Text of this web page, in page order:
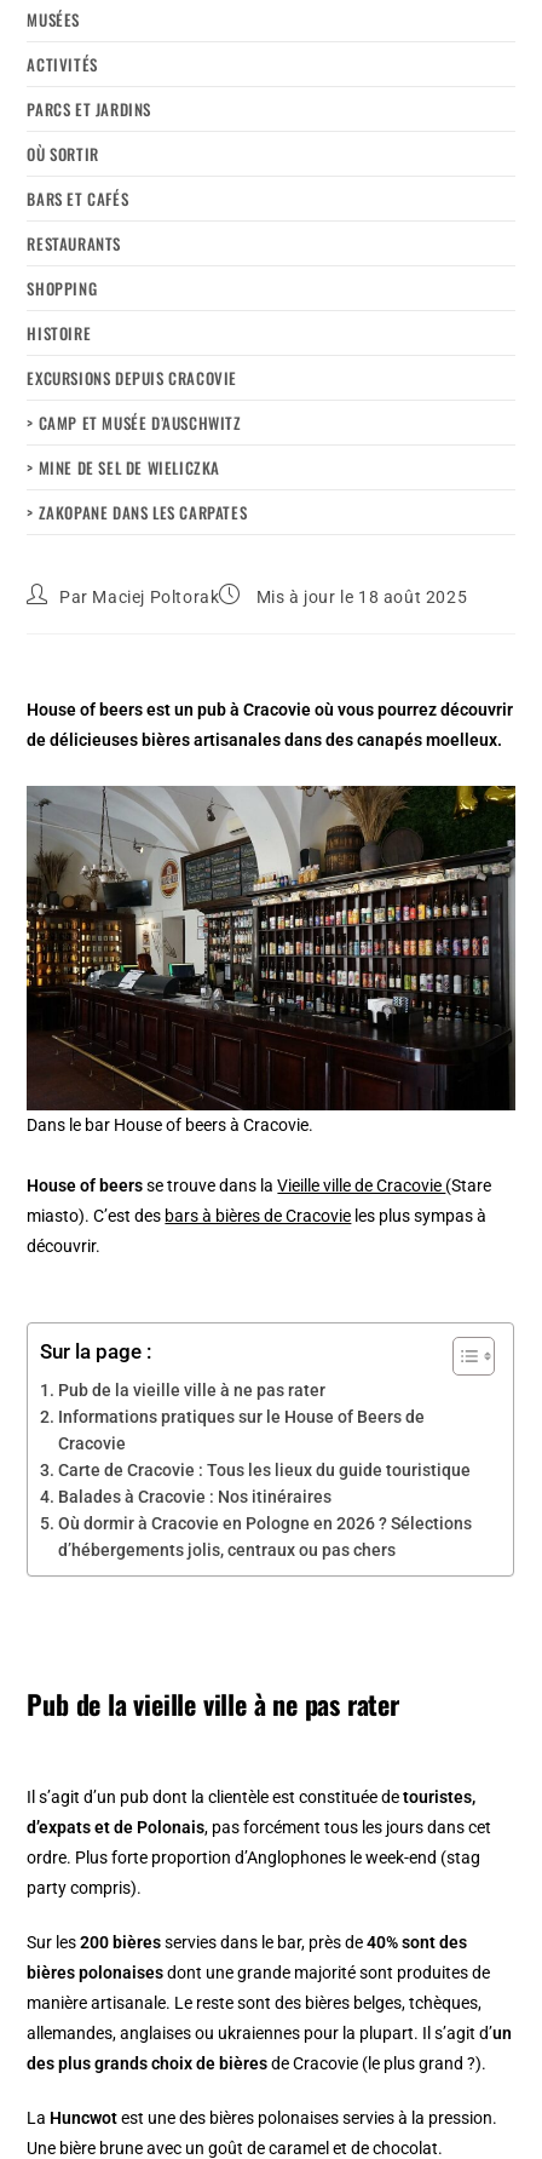
MUSÉES
ACTIVITÉS
PARCS ET JARDINS
OÙ SORTIR
BARS ET CAFÉS
RESTAURANTS
SHOPPING
HISTOIRE
EXCURSIONS DEPUIS CRACOVIE
> CAMP ET MUSÉE D’AUSCHWITZ
> MINE DE SEL DE WIELICZKA
> ZAKOPANE DANS LES CARPATES
Par Maciej Poltorak Mis à jour le 18 août 2025
House of beers est un pub à Cracovie où vous pourrez découvrir
de délicieuses bières artisanales dans des canapés moelleux.
Dans le bar House of beers à Cracovie.
House of beersse trouve dans laVieille ville de Cracovie (Stare
miasto). C’est des bars à bières de Cracovie les plus sympas à
découvrir.
Sur la page :
Pub de la vieille ville à ne pas rater
Informations pratiques sur le House of Beers de
Cracovie
Carte de Cracovie : Tous les lieux du guide touristique
Balades à Cracovie : Nos itinéraires
Où dormir à Cracovie en Pologne en 2026 ? Sélections
d’hébergements jolis, centraux ou pas chers
Pub de la vieille ville à ne pas rater
Il s’agit d’un pub dont la clientèle est constituée detouristes,
d’expats et de Polonais, pas forcément tous les jours dans cet
ordre. Plus forte proportion d’Anglophones le week-end (stag
party compris).
Sur les200 bièresservies dans le bar, près de40% sont des
bières polonaisesdont une grande majorité sont produites de
manière artisanale. Le reste sont des bières belges, tchèques,
allemandes, anglaises ou ukraiennes pour la plupart. Il s’agit d’un
des plus grands choix de bièresde Cracovie (le plus grand ?).
La Huncwotest une des bières polonaises servies à la pression.
Une bière brune avec un goût de caramel et de chocolat.